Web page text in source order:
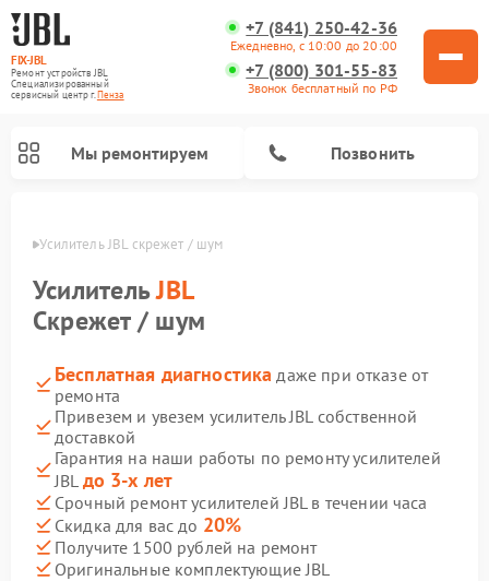
FIX-JBL
Ремонт устройств JBL
Специализированный
cервисный центр г.Пенза
+7 (841) 250-42-36
Ежедневно, с 10:00 до 20:00
+7 (800) 301-55-83
Звонок бесплатный по РФ
Мы ремонтируем Позвонить
Усилитель JBL скрежет / шум
УсилительJBL
Скрежет / шум
Бесплатная диагностика даже при отказе от
ремонта
Привезем и увезем усилитель JBL собственной
доставкой
Гарантия на наши работы по ремонту усилителей
JBL до 3-х лет
Срочный ремонт усилителей JBL в течении часа
Скидка для вас до 20%
Получите 1500 рублей на ремонт
Оригинальные комплектующие JBL